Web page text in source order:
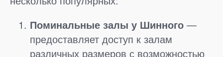
Поминальные залы у Шинного —
предоставляет доступ к залам
различных размеров с возможностью